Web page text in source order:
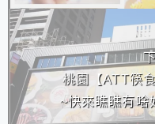
桃園【ATT筷
~快來瞧瞧有啥